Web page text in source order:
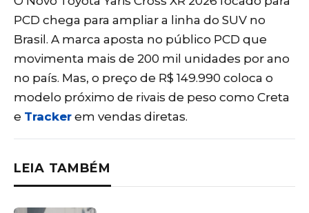
PCD chega para ampliar a linha do SUV no
Brasil. A marca aposta no público PCD que
movimenta mais de 200 mil unidades por ano
no país. Mas, o preço de R$ 149.990 coloca o
modelo próximo de rivais de peso como Creta
e Tracker em vendas diretas.
LEIA TAMBÉM